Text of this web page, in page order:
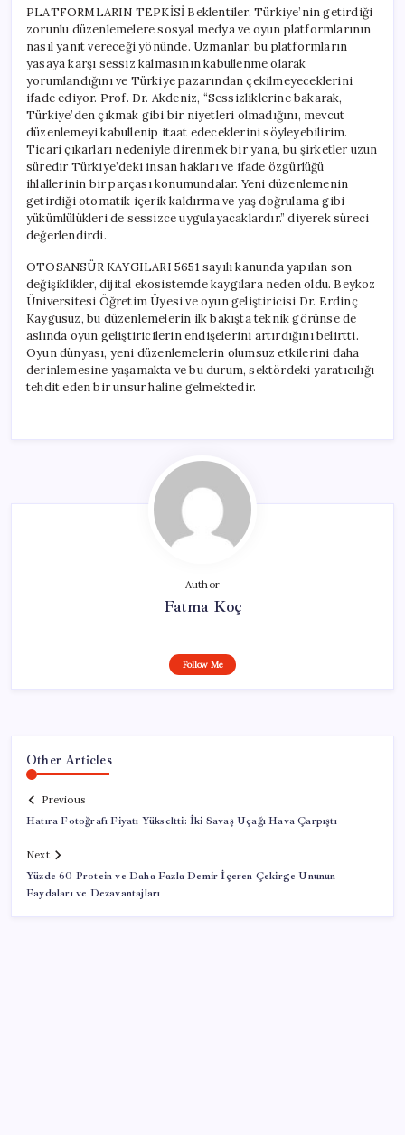
PLATFORMLARIN TEPKİSİ Beklentiler, Türkiye’nin getirdiği
zorunlu düzenlemelere sosyal medya ve oyun platformlarının
nasıl yanıt vereceği yönünde. Uzmanlar, bu platformların
yasaya karşı sessiz kalmasının kabullenme olarak
yorumlandığını ve Türkiye pazarından çekilmeyeceklerini
ifade ediyor. Prof. Dr. Akdeniz, “Sessizliklerine bakarak,
Türkiye’den çıkmak gibi bir niyetleri olmadığını, mevcut
düzenlemeyi kabullenip itaat edeceklerini söyleyebilirim.
Ticari çıkarları nedeniyle direnmek bir yana, bu şirketler uzun
süredir Türkiye’deki insan hakları ve ifade özgürlüğü
ihlallerinin bir parçası konumundalar. Yeni düzenlemenin
getirdiği otomatik içerik kaldırma ve yaş doğrulama gibi
yükümlülükleri de sessizce uygulayacaklardır.” diyerek süreci
değerlendirdi.
OTOSANSÜR KAYGILARI 5651 sayılı kanunda yapılan son
değişiklikler, dijital ekosistemde kaygılara neden oldu. Beykoz
Üniversitesi Öğretim Üyesi ve oyun geliştiricisi Dr. Erdinç
Kaygusuz, bu düzenlemelerin ilk bakışta teknik görünse de
aslında oyun geliştiricilerin endişelerini artırdığını belirtti.
Oyun dünyası, yeni düzenlemelerin olumsuz etkilerini daha
derinlemesine yaşamakta ve bu durum, sektördeki yaratıcılığı
tehdit eden bir unsur haline gelmektedir.
Author
Fatma Koç
Follow Me
Other Articles
Previous
Hatıra Fotoğrafı Fiyatı Yükseltti: İki Savaş Uçağı Hava Çarpıştı
Next
Yüzde 60 Protein ve Daha Fazla Demir İçeren Çekirge Ununun
Faydaları ve Dezavantajları